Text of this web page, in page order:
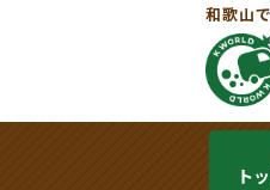
和歌山
ト